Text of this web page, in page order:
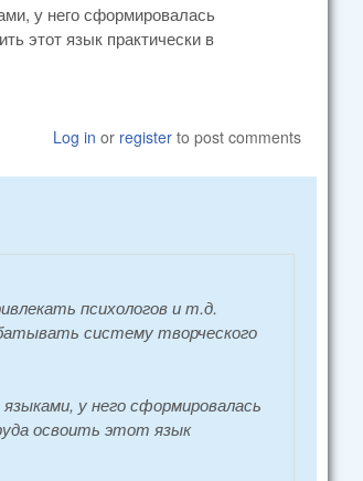
у него сформировалась
этот язык практически в
Log in or register to post comments
психологов и т.д.
систему творческого
у него сформировалась
освоить этот язык